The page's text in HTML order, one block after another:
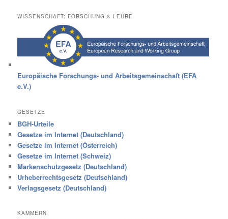
WISSENSCHAFT: FORSCHUNG & LEHRE
Europäische Forschungs- und Arbeitsgemeinschaft (EFA
e.V.)
GESETZE
BGH-Urteile
Gesetze im Internet (Deutschland)
Gesetze im Internet (Österreich)
Gesetze im Internet (Schweiz)
Markenschutzgesetz (Deutschland)
Urheberrechtsgesetz (Deutschland)
Verlagsgesetz (Deutschland)
KAMMERN